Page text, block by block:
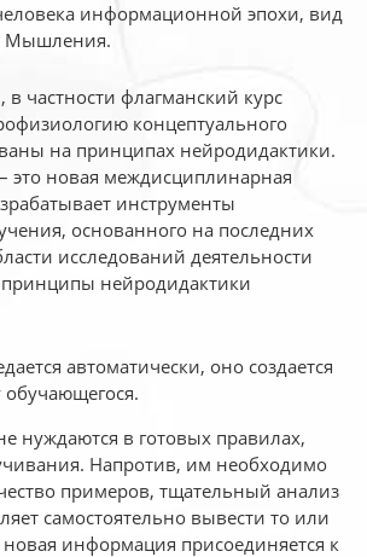
информационной эпохи, вид
Мышления.
частности флагманский курс
концептуального
на принципах нейродидактики.
– это новая междисциплинарная
инструменты
основанного на последних
исследований деятельности
нейродидактики
автоматически, оно создается
обучающегося.
нуждаются в готовых правилах,
Напротив, им необходимо
примеров, тщательный анализ
самостоятельно вывести то или
информация присоединяется к